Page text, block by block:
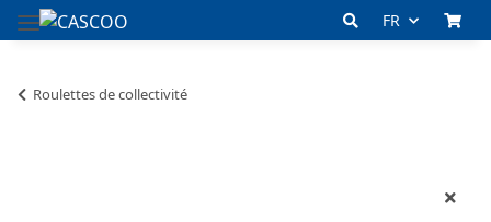
FR
Roulettes de collectivité